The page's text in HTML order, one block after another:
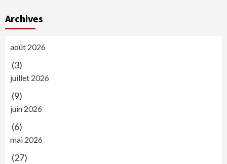
Archives
août 2026
(3)
juillet 2026
(9)
juin 2026
(6)
mai 2026
(27)